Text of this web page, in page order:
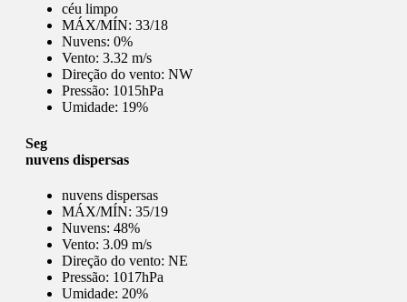
céu limpo
MÁX/MÍN: 33/18
Nuvens: 0%
Vento: 3.32 m/s
Direção do vento: NW
Pressão: 1015hPa
Umidade: 19%
Seg
nuvens dispersas
nuvens dispersas
MÁX/MÍN: 35/19
Nuvens: 48%
Vento: 3.09 m/s
Direção do vento: NE
Pressão: 1017hPa
Umidade: 20%